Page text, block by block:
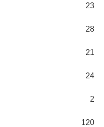
23
28
21
24
2
120